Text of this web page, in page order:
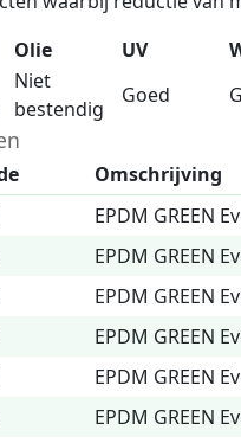
Olie UV
Niet
bestendig
Goed
Omschrijving
EPDM GREEN
EPDM GREEN
EPDM GREEN
EPDM GREEN
EPDM GREEN
EPDM GREEN